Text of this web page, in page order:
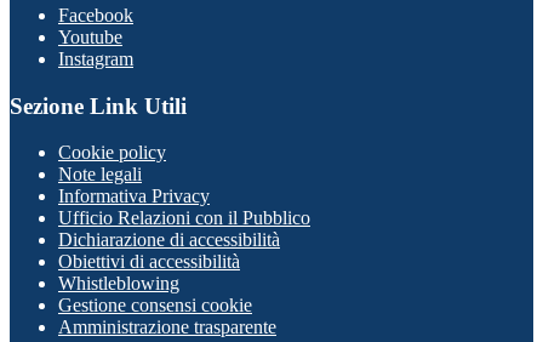
Facebook
Youtube
Instagram
Sezione Link Utili
Cookie policy
Note legali
Informativa Privacy
Ufficio Relazioni con il Pubblico
Dichiarazione di accessibilità
Obiettivi di accessibilità
Whistleblowing
Gestione consensi cookie
Amministrazione trasparente